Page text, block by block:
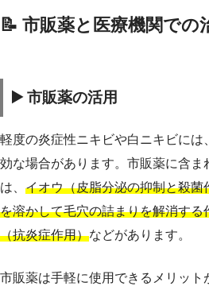
📝 市販薬と医療機関での
▶️ 市販薬の活用
軽度の炎症性ニキビや白ニキビに
効な場合があります。市販薬に含ま
は、 イオウ（皮脂分泌の抑制と殺
を溶かして毛穴の詰まりを解消す
（抗炎症作用）などがあります。
市販薬は手軽に使用できるメリット